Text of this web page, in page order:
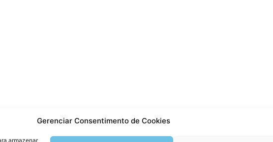
Gerenciar Consentimento de Cookies
armazenar